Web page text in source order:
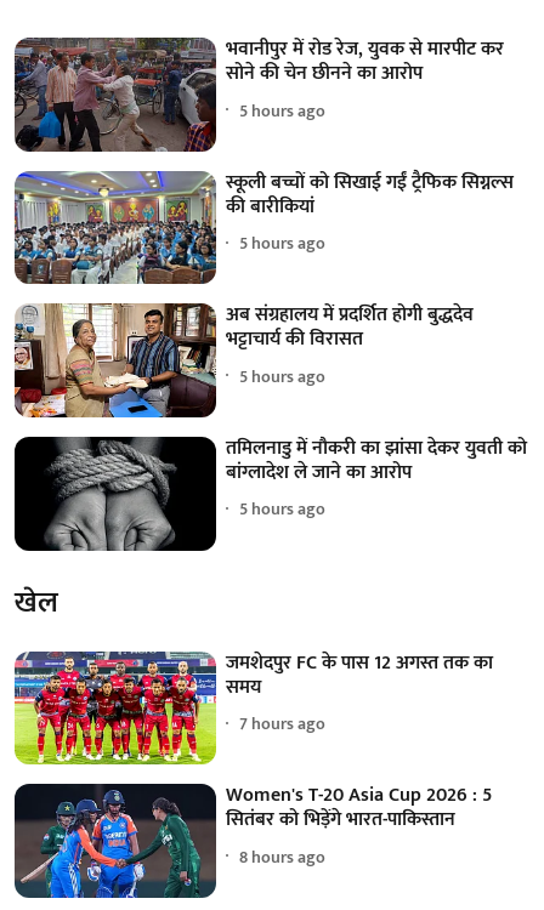
भवानीपुर में रोड रेज, युवक से मारपीट कर
सोने की चेन छीनने का आरोप
5 hours ago
स्कूली बच्चों को सिखाई गईं ट्रैफिक सिग्नल्स
की बारीकियां
5 hours ago
अब संग्रहालय में प्रदर्शित होगी बुद्धदेव
भट्टाचार्य की विरासत
5 hours ago
तमिलनाडु में नौकरी का झांसा देकर युवती को
बांग्लादेश ले जाने का आरोप
5 hours ago
खेल
जमशेदपुर FC के पास 12 अगस्त तक का
समय
7 hours ago
Women's T-20 Asia Cup 2026 : 5
सितंबर को भिड़ेंगे भारत-पाकिस्तान
8 hours ago